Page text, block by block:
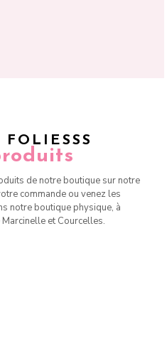
de notre boutique sur notre
commande ou venez les
notre boutique physique, à
et Courcelles.